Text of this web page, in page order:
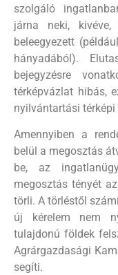
szolgáló
járna neki,
beleegyezett
hányadából).
bejegyzésre
térképvázlat hibás,
nyilvántartási
Amennyiben a
belül a megosztás
be, az
megosztás tényét
törli. A törléstől
új kérelem nem
tulajdonú földek
Agrárgazdasági
segíti.